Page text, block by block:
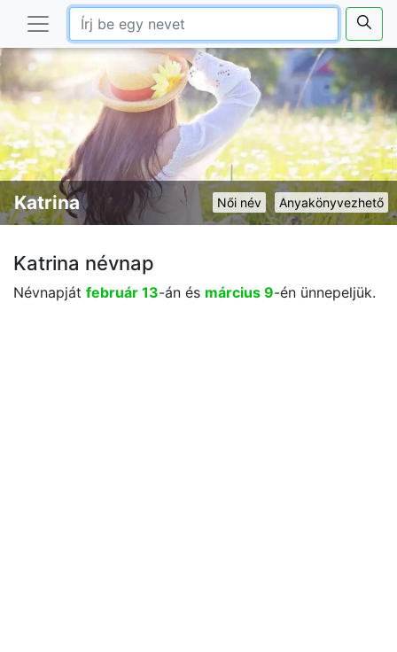
Anyakönyvezhető
Női név
Katrina
Katrina névnap
Névnapját február 13-án és március 9-én ünnepeljük.